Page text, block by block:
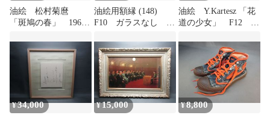
油絵 松村菊麿
「斑鳩の春」 1968
油絵用額縁 (148)
F10 ガラスなし 空
油絵 Y.Kartesz 「花
道の少女」 F12 額
¥34,000 ¥15,000 ¥8,800